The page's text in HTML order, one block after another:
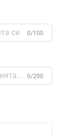
0/100
0/200